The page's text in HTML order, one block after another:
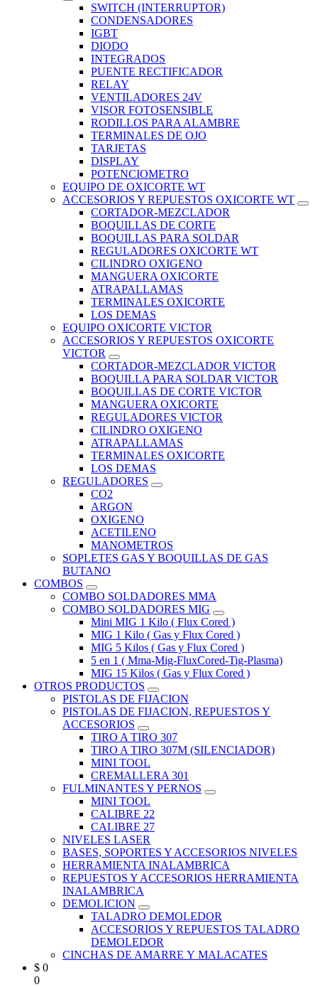
SWITCH (INTERRUPTOR)
CONDENSADORES
IGBT
DIODO
INTEGRADOS
PUENTE RECTIFICADOR
RELAY
VENTILADORES 24V
VISOR FOTOSENSIBLE
RODILLOS PARA ALAMBRE
TERMINALES DE OJO
TARJETAS
DISPLAY
POTENCIOMETRO
EQUIPO DE OXICORTE WT
ACCESORIOS Y REPUESTOS OXICORTE WT
CORTADOR-MEZCLADOR
BOQUILLAS DE CORTE
BOQUILLAS PARA SOLDAR
REGULADORES OXICORTE WT
CILINDRO OXIGENO
MANGUERA OXICORTE
ATRAPALLAMAS
TERMINALES OXICORTE
LOS DEMAS
EQUIPO OXICORTE VICTOR
ACCESORIOS Y REPUESTOS OXICORTE
VICTOR
CORTADOR-MEZCLADOR VICTOR
BOQUILLA PARA SOLDAR VICTOR
BOQUILLAS DE CORTE VICTOR
MANGUERA OXICORTE
REGULADORES VICTOR
CILINDRO OXIGENO
ATRAPALLAMAS
TERMINALES OXICORTE
LOS DEMAS
REGULADORES
CO2
ARGON
OXIGENO
ACETILENO
MANOMETROS
SOPLETES GAS Y BOQUILLAS DE GAS
BUTANO
COMBOS
COMBO SOLDADORES MMA
COMBO SOLDADORES MIG
Mini MIG 1 Kilo ( Flux Cored )
MIG 1 Kilo ( Gas y Flux Cored )
MIG 5 Kilos ( Gas y Flux Cored )
5 en 1 ( Mma-Mig-FluxCored-Tig-Plasma)
MIG 15 Kilos ( Gas y Flux Cored )
OTROS PRODUCTOS
PISTOLAS DE FIJACION
PISTOLAS DE FIJACION, REPUESTOS Y
ACCESORIOS
TIRO A TIRO 307
TIRO A TIRO 307M (SILENCIADOR)
MINI TOOL
CREMALLERA 301
FULMINANTES Y PERNOS
MINI TOOL
CALIBRE 22
CALIBRE 27
NIVELES LASER
BASES, SOPORTES Y ACCESORIOS NIVELES
HERRAMIENTA INALAMBRICA
REPUESTOS Y ACCESORIOS HERRAMIENTA
INALAMBRICA
DEMOLICION
TALADRO DEMOLEDOR
ACCESORIOS Y REPUESTOS TALADRO
DEMOLEDOR
CINCHAS DE AMARRE Y MALACATES
$ 0
0